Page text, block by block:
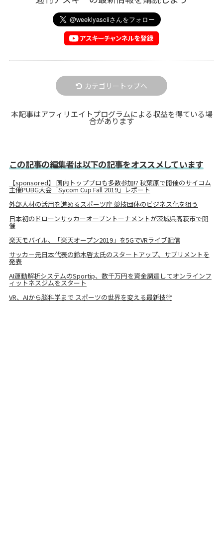
カテゴリートップへ
本記事はアフィリエイトプログラムによる収益を得ている場
合があります
この記事の編集者は以下の記事をオススメしています
【sponsored】 国内トッププロも多数参加!? 秋葉原で開催のサイコム
主催PUBG大会「Sycom Cup Fall 2019」レポート
外部人材の活用を進めるスポーツ庁 競技団体のビジネス化を狙う
日本初のドローンサッカーオープントーナメントが茨城県高萩市で開
催
楽天モバイル、「楽天オープン2019」を5GでVRライブ配信
サッカー元日本代表の鈴木啓太氏のスタートアップ、サプリメントを
発表
AI運動解析システムのSportip、数千万円を資金調達してオンラインフ
ィットネスジムをスタート
VR、AIから脳科学まで スポーツの世界を変える最新技術